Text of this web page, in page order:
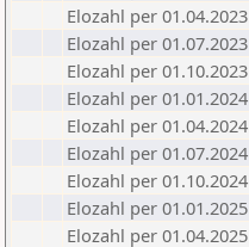
Elozahl per 01.04.2023
Elozahl per 01.07.2023
Elozahl per 01.10.2023
Elozahl per 01.01.2024
Elozahl per 01.04.2024
Elozahl per 01.07.2024
Elozahl per 01.10.2024
Elozahl per 01.01.2025
Elozahl per 01.04.2025